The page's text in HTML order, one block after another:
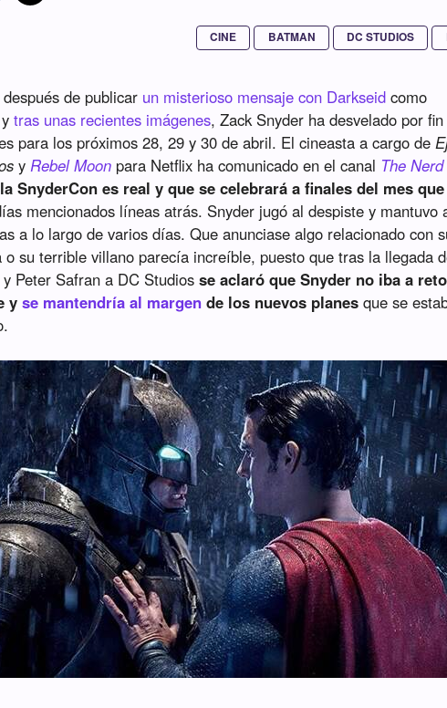
CINE BATMAN DC STUDIOS
de publicar un misterioso mensaje con Darkseid como
ytras unas recientes imágenes, Zack Snyder ha desvelado por
para los próximos 28, 29 y 30 de abril. El cineasta a cargo de
yRebel Moon para Netflix ha comunicado en el canal The Nerd
la SnyderCon es real y que se celebrará a finales del mes
mencionados líneas atrás. Snyder jugó al despiste y mantuvo
a lo largo de varios días. Que anunciase algo relacionado con
o su terrible villano parecía increíble, puesto que tras la llegada
y Peter Safran a DC Studiosse aclaró que Snyder no iba a
yse mantendría al margen de los nuevos planes que se